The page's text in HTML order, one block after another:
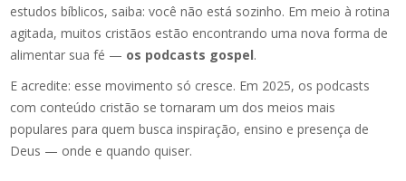
estudos bíblicos, saiba: você não está sozinho. Em meio à rotina
agitada, muitos cristãos estão encontrando uma nova forma de
alimentar sua fé — os podcasts gospel.
E acredite: esse movimento só cresce. Em 2025, os podcasts
com conteúdo cristão se tornaram um dos meios mais
populares para quem busca inspiração, ensino e presença de
Deus — onde e quando quiser.